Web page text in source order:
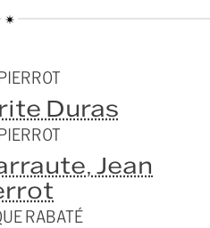
Duras
Jean
RABATÉ